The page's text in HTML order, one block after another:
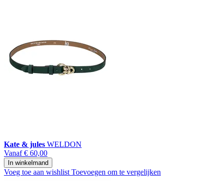
Kate & jules WELDON
Vanaf € 60,00
In winkelmand
Voeg toe aan wishlist Toevoegen om te vergelijken